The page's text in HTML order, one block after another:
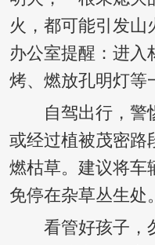
火，都可能引发山
办公室提醒：进入
烤、燃放孔明灯等
自驾出行，警惕
或经过植被茂密路
燃枯草。建议将车
免停在杂草丛生处。
看管好孩子，